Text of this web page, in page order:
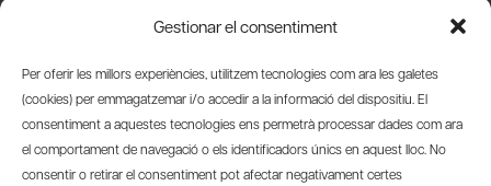
Gestionar el consentiment
Per oferir les millors experiències, utilitzem tecnologies com ara les galetes
(cookies) per emmagatzemar i/o accedir a la informació del dispositiu. El
consentiment a aquestes tecnologies ens permetrà processar dades com ara
el comportament de navegació o els identificadors únics en aquest lloc. No
consentir o retirar el consentiment pot afectar negativament certes
08003 Barcelona
info@amicsdelpais.com
Suscripció Newsletter